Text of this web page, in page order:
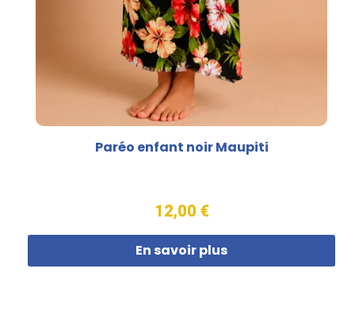
Paréo enfant noir Maupiti
12,00 €
En savoir plus